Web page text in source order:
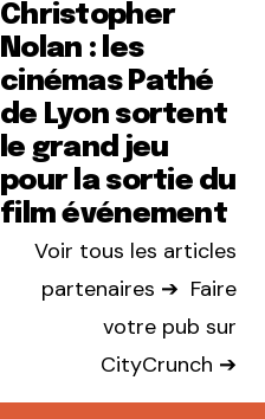
Christopher
Nolan : les
cinémas Pathé
de Lyon sortent
le grand jeu
pour la sortie du
film événement
Voir tous les articles
partenaires ➔ Faire
votre pub sur
CityCrunch ➔